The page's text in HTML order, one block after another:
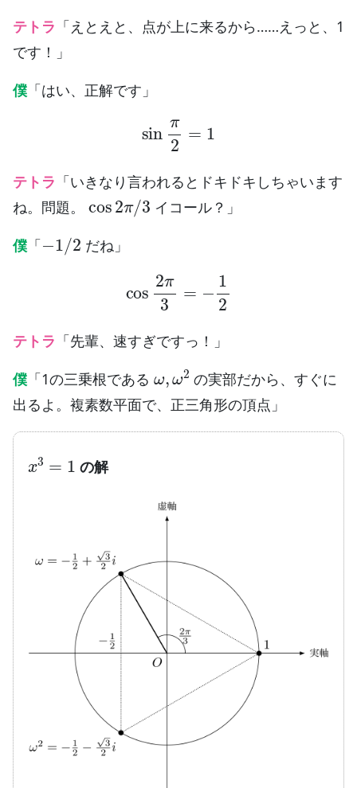
テトラ 「えとえと、点が上に来るから……えっと、1
です！」
僕 「はい、正解です」
sinπ
テトラ 「いきなり言われるとドキドキしちゃいます
ね。問題。
cos 2 π/3
イコール？」
僕 「
1 2
だね」
cos2π 2
テトラ 「先輩、速すぎですっ！」
僕 「1の三乗根である
ω2
の実部だから、すぐに
出るよ。複素数平面で、正三角形の頂点」
3
の解